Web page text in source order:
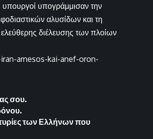
υπουργοί υπογράμμισαν την
αλυσίδων και τη
διέλευσης των πλοίων
amesos-kai-anef-oron-
σου.
των Ελλήνων που